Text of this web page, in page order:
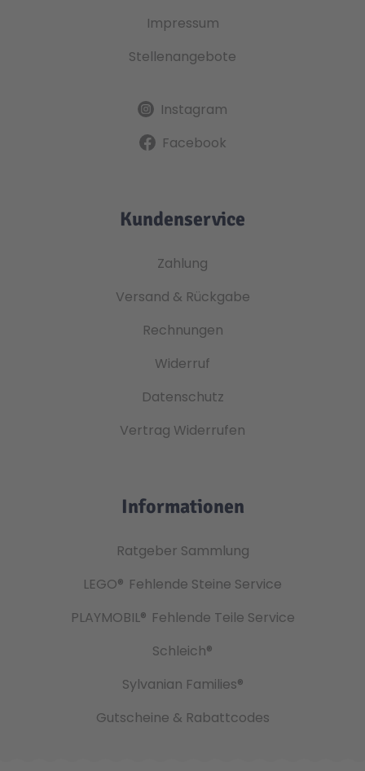
Impressum
Stellenangebote
Instagram
Facebook
Kundenservice
Zahlung
Versand & Rückgabe
Rechnungen
Widerruf
Datenschutz
Vertrag Widerrufen
Informationen
Ratgeber Sammlung
LEGO® Fehlende Steine Service
PLAYMOBIL® Fehlende Teile Service
Schleich®
Sylvanian Families®
Gutscheine & Rabattcodes